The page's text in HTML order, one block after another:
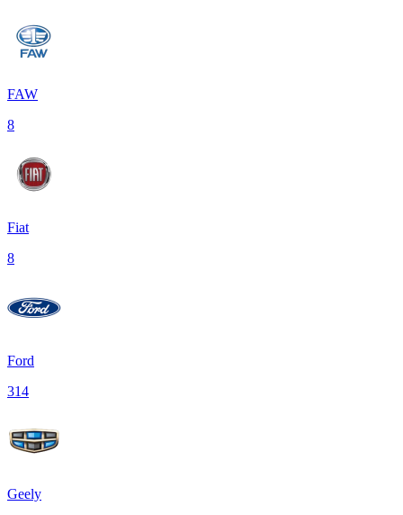
FAW
8
Fiat
8
Ford
314
Geely